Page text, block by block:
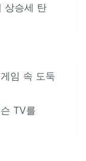
상승세 탄
임 속 도둑
TV를